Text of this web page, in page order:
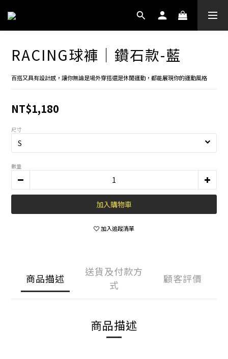
RACING球褲│鑽石款-藍
百搭又具有設計感，讓你無論是場外穿搭還是休閒運動，都能展現你的運動風格
NT$1,180
尺寸
數量
加入購物車
加入追蹤清單
商品描述
送貨及付款方
式
顧客評價
商品描述